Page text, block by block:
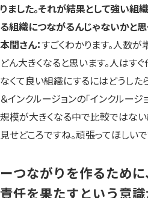
りました。それが結果として強い組
る組織につながるんじゃないかと思
本間さん：すごくわかります。人数が
どん大きくなると思います。人はす
なくて良い組織にするにはどうした
＆インクルージョンの「インクルージ
規模が大きくなる中で比較ではない
見せどころですね。頑張ってほしいで
ーつながりを作るため
責任を果たすという意